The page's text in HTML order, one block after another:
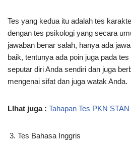
Tes yang kedua itu adalah tes
dengan tes psikologi yang secara
jawaban benar salah, hanya ada
baik, tentunya ada poin juga pada
seputar diri Anda sendiri dan juga
mengenai sifat dan juga watak Anda.
LIhat juga : Tahapan Tes PKN
Tes Bahasa Inggris